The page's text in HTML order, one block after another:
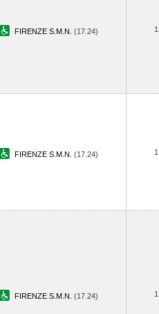
FIRENZE S.M.N. (17.24) 1
FIRENZE S.M.N. (17.24) 1
FIRENZE S.M.N. (17.24) 1